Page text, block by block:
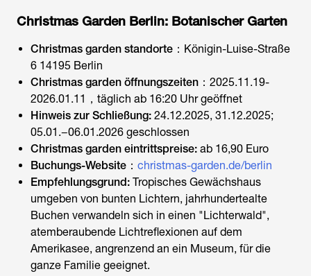
Christmas Garden Berlin: Botanischer Garten
Christmas garden standorte ： Königin-Luise-Straße
6 14195 Berlin
Christmas garden öffnungszeiten ： 2025.11.19-
2026.01.11，täglich ab 16:20 Uhr geöffnet
Hinweis zur Schließung: 24.12.2025, 31.12.2025;
05.01.−06.01.2026 geschlossen
Christmas garden eintrittspreise: ab 16,90 Euro
Buchungs-Website ： christmas-garden.de/berlin
Empfehlungsgrund: Tropisches Gewächshaus
umgeben von bunten Lichtern, jahrhundertealte
Buchen verwandeln sich in einen "Lichterwald",
atemberaubende Lichtreflexionen auf dem
Amerikasee, angrenzend an ein Museum, für die
ganze Familie geeignet.